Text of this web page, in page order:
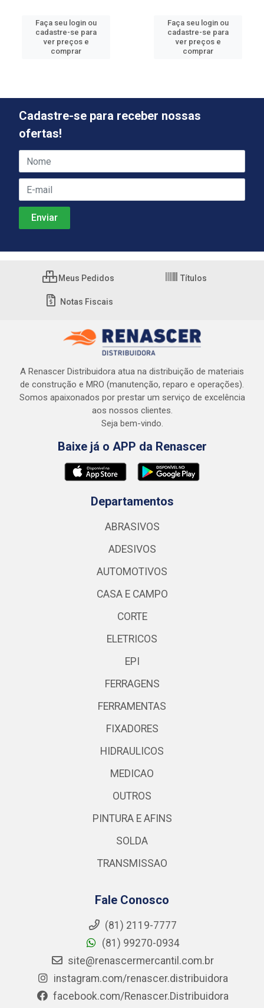
Faça seu login ou
cadastre-se para
ver preços e
comprar
Faça seu login ou
cadastre-se para
ver preços e
comprar
Cadastre-se para receber nossas
ofertas!
Meus Pedidos Títulos
Notas Fiscais
A Renascer Distribuidora atua na distribuição de materiais
de construção e MRO (manutenção, reparo e operações).
Somos apaixonados por prestar um serviço de excelência
aos nossos clientes.
Seja bem-vindo.
Baixe já o APP da Renascer
Departamentos
ABRASIVOS
ADESIVOS
AUTOMOTIVOS
CASA E CAMPO
CORTE
ELETRICOS
EPI
FERRAGENS
FERRAMENTAS
FIXADORES
HIDRAULICOS
MEDICAO
OUTROS
PINTURA E AFINS
SOLDA
TRANSMISSAO
Fale Conosco
(81) 2119-7777
(81) 99270-0934
site@renascermercantil.com.br
instagram.com/renascer.distribuidora
facebook.com/Renascer.Distribuidora